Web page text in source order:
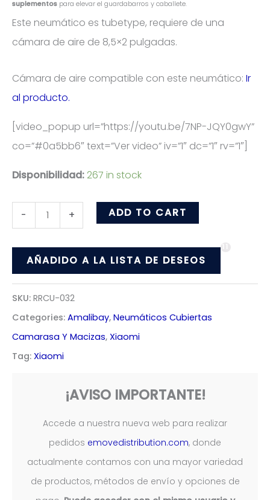
suplementos para elevar el guardabarros y caballete.
Este neumático es tubetype, requiere de una
cámara de aire de 8,5×2 pulgadas.
Cámara de aire compatible con este neumático: Ir
al producto.
[video_popup url=”https://youtu.be/7NP-JQY0gwY”
co=”#0a5bb6″ text=”Ver video” iv=”1″ dc=”1″ rv=”1″]
Disponibilidad: 267 in stock
-
Rueda
todoterreno
9*2
con
[Amalibay]
+ ADD TO CART
AÑADIDO A LA LISTA DE DESEOS
SKU: RRCU-032
Categories: Amalibay, Neumáticos Cubiertas
Camarasa Y Macizas, Xiaomi
Tag: Xiaomi
¡AVISO IMPORTANTE!
Accede a nuestra nueva web para realizar
pedidos emovedistribution.com, donde
actualmente contamos con una mayor variedad
de productos, métodos de envío y opciones de